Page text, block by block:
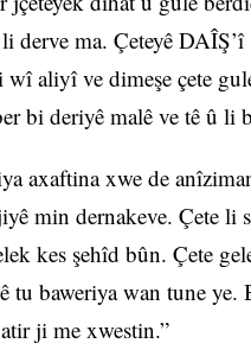
derve ma. Çeteyê
wî aliyî ve dimeşe çete
bi deriyê malê ve tê û li
axaftina xwe de
min dernakeve. Çete
kes şehîd bûn. Çete
tu baweriya wan tune
ji me xwestin.”